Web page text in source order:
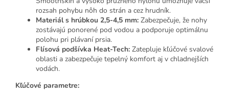
rozsah pohybu nôh do strán a cez hrudník.
Materiál s hrúbkou 2,5-4,5 mm: Zabezpečuje, že nohy
zostávajú ponorené pod vodou a podporuje optimálnu
polohu pri plávaní prsia.
Flísová podšívka Heat-Tech: Zatepluje kľúčové svalové
oblasti a zabezpečuje tepelný komfort aj v chladnejších
vodách.
Kľúčové parametre: